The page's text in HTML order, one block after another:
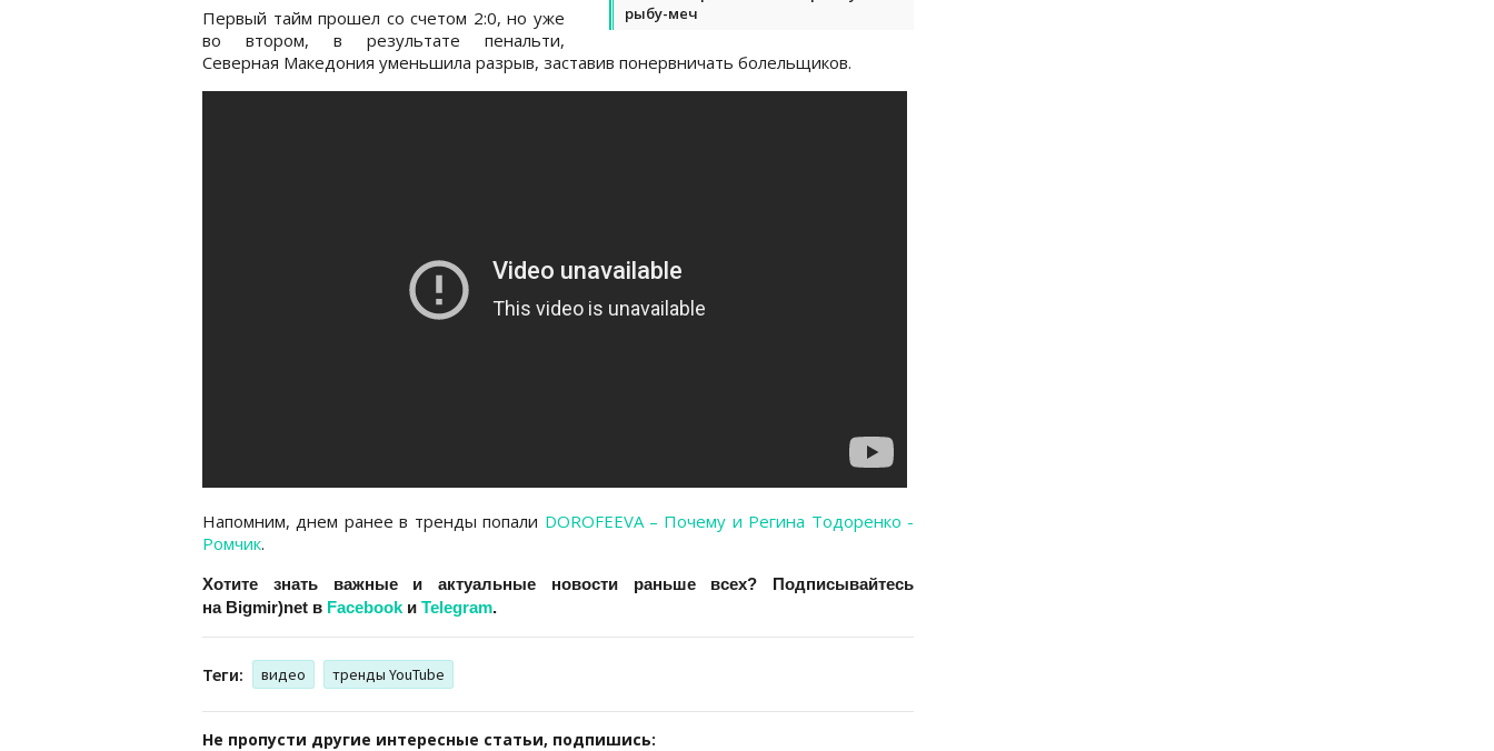
рыбу-меч
Первый тайм прошел со счетом 2:0, но уже
во втором, в результате пенальти,
Северная Македония уменьшила разрыв, заставив понервничать болельщиков.
Напомним, днем ранее в тренды попали DOROFEEVA – Почему и Регина Тодоренко -
Ромчик.
Хотите знать важные и актуальные новости раньше всех? Подписывайтесь
на Bigmir)net в Facebook и Telegram.
Теги: видео тренды YouTube
Не пропусти другие интересные статьи, подпишись: